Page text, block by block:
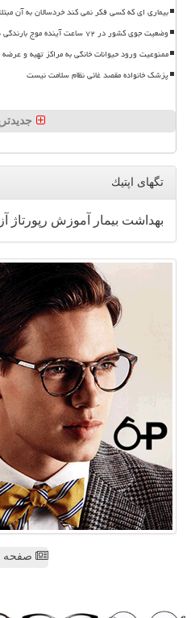
بیماری ای که کسی فکر نمی کند خردسالان به آن
وضعیت جوی کشور در ۷۲ ساعت آینده موج بارندگی های تابستانه در راه ۱۱ استان
ممنوعیت ورود حیوانات خانگی به مراکز تهیه و
پزشک خانواده مقصد غائی نظام سلامت نیست
تگهای اپتیك
بهداشت بیمار آموزش رپورتاژ
صفحه